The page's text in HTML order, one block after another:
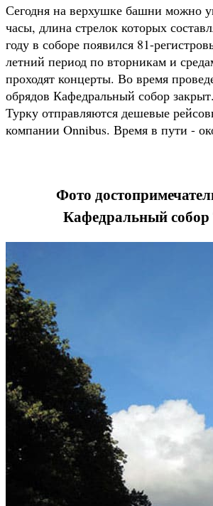
Сегодня на верхушке башни можно
часы, длина стрелок которых
году в соборе появился 81-
летний период по вторникам и
проходят концерты. Во время
обрядов Кафедральный собор
Турку отправляются дешевые
компании Onnibus. Время в пути -
Фото
Кафедральный